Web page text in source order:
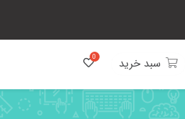
سبد خرید